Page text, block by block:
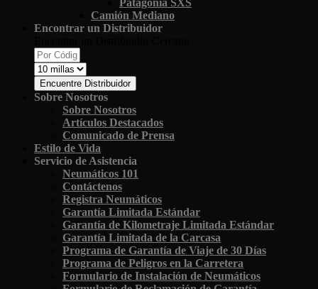
Patagonia SXS
Camión Mediano
Encontrar un Distribuidor
Encuentre Distribuidor
Sobre Nosotros
Sobre Nosotros
Artículos Destacados
Comunicado de Prensa
Estilo de Vida
Servicio de Asistencia
Neumáticos 101
Contáctenos
Registra Neumáticos
Garantía Limitada Estándar
Garantía de Kilometraje Limitada Estándar
Garantía Limitada de la Carcasa
Programa de Garantía de Viaje de 30 Días
Programa de Peligros en la Carretera
Formulario de Instalación de Neumáticos